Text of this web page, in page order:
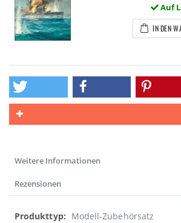
Auf
IN DEN
Weitere Informationen
Rezensionen
Weitere
Modell-Zubehörsatz